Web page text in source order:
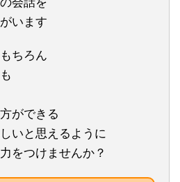
います
ちろん
ができる
いと思えるように
をつけませんか？